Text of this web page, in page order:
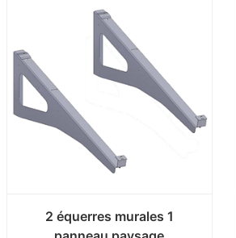
2 équerres murales 1